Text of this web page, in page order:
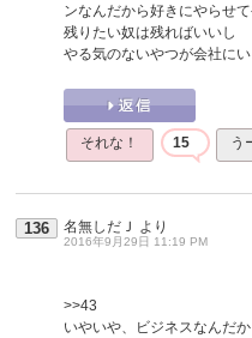
ンなんだから好きにやらせ
残りたい奴は残ればいいし
やる気のないやつが会社に
それな！ 15 う
136 名無しだＪ より
2016年9月29日 11:19 PM
>>43
いやいや、ビジネスなんだか